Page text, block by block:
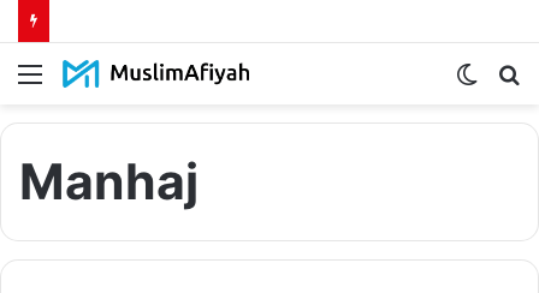
Menu
Switch
Manhaj